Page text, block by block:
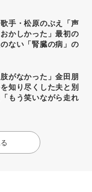
手・松原のぶえ「声
かしかった」最初の
ない「腎臓の病」の
がなかった」金田朋
知り尽くした夫と別
もう笑いながら走れ